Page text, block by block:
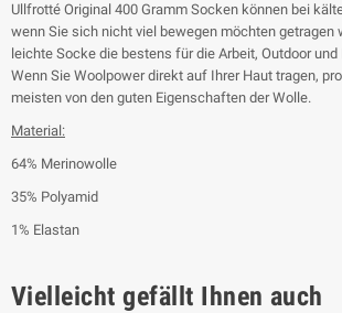
Ullfrotté Original 400 Gramm Socken können bei
wenn Sie sich nicht viel bewegen möchten getragen
leichte Socke die bestens für die Arbeit, Outdoor
Wenn Sie Woolpower direkt auf Ihrer Haut tragen,
meisten von den guten Eigenschaften der Wolle.
Material:
64% Merinowolle
35% Polyamid
1% Elastan
Vielleicht gefällt Ihnen auch